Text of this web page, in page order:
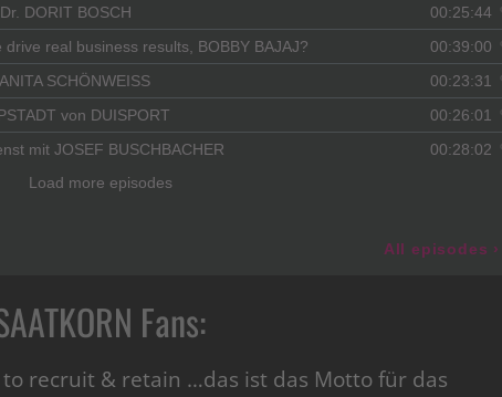
Fans:
to recruit & retain …das ist das Motto für das